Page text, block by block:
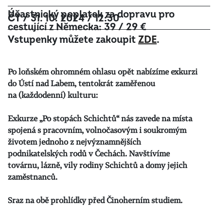
ČT / 31. 10. 2024 / 12:30
Účastnický poplatek za dopravu pro
cestující z Německa: 39 / 29 €
Vstupenky můžete zakoupit ZDE.
Po loňském ohromném ohlasu opět nabízíme exkurzi
do Ústí nad Labem, tentokrát zaměřenou
na (každodenní) kulturu:
Exkurze „Po stopách Schichtů“ nás zavede na místa
spojená s pracovním, volnočasovým i soukromým
životem jednoho z nejvýznamnějších
podnikatelských rodů v Čechách. Navštívíme
továrnu, lázně, vily rodiny Schichtů a domy jejich
zaměstnanců.
Sraz na obě prohlídky před Činoherním studiem.